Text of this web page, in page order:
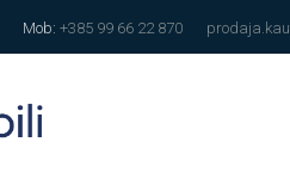
Mob:+385 99 66 22 870